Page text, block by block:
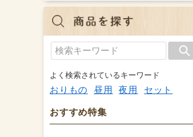
よく検索されているキーワード
おりもの 昼用 夜用
セット
おすすめ特集